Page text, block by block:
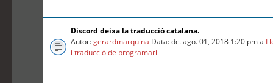
Discord deixa la traducció catalana.
Autor:gerardmarquina Data: dc. ago. 01, 2018 1:20 pm a
i traducció de programari